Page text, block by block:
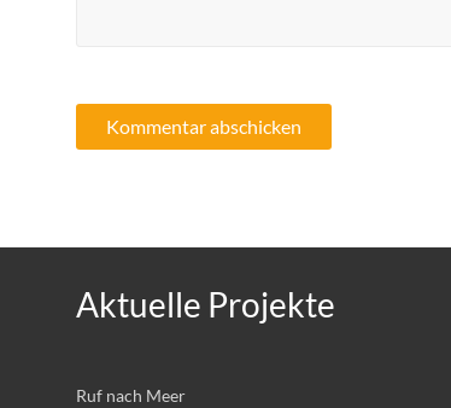
Aktuelle Projekte
Ruf nach Meer